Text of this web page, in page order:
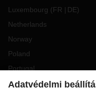
Luxembourg (FR DE)
Netherlands
Norway
Poland
Portugal
Romania